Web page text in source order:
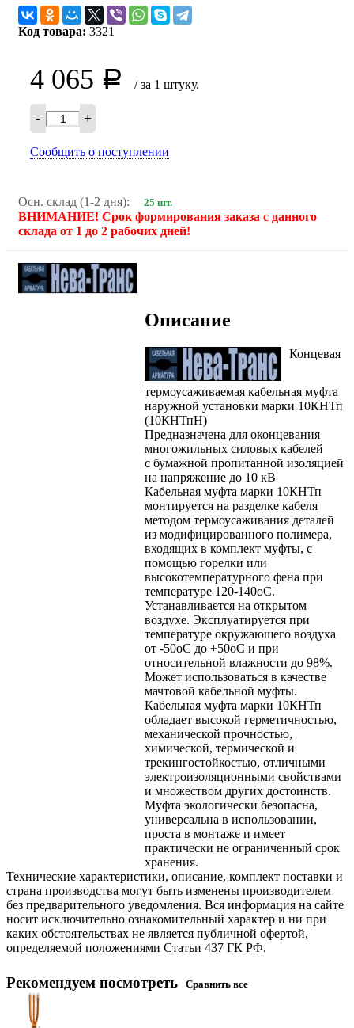
Код товара: 3321
4 065 Р / за 1 штуку.
- +
Сообщить о поступлении
Осн. склад (1-2 дня): 25 шт.
ВНИМАНИЕ! Срок формирования заказа с данного
склада от 1 до 2 рабочих дней!
Описание
Концевая
термоусаживаемая кабельная муфта
наружной установки марки 10КНТп
(10КНТпН)
Предназначена для оконцевания
многожильных силовых кабелей
с бумажной пропитанной изоляцией
на напряжение до 10 кВ
Кабельная муфта марки 10КНТп
монтируется на разделке кабеля
методом термоусаживания деталей
из модифицированного полимера,
входящих в комплект муфты, с
помощью горелки или
высокотемпературного фена при
температуре 120-140oС.
Устанавливается на открытом
воздухе. Эксплуатируется при
температуре окружающего воздуха
от -50oС до +50oС и при
относительной влажности до 98%.
Может использоваться в качестве
мачтовой кабельной муфты.
Кабельная муфта марки 10КНТп
обладает высокой герметичностью,
механической прочностью,
химической, термической и
трекингостойкостью, отличными
электроизоляционными свойствами
и множеством других достоинств.
Муфта экологически безопасна,
универсальна в использовании,
проста в монтаже и имеет
практически не ограниченный срок
хранения.
Технические характеристики, описание, комплект поставки и
страна производства могут быть изменены производителем
без предварительного уведомления. Вся информация на сайте
носит исключительно ознакомительный характер и ни при
каких обстоятельствах не является публичной офертой,
определяемой положениями Статьи 437 ГК РФ.
Рекомендуем посмотреть Сравнить все